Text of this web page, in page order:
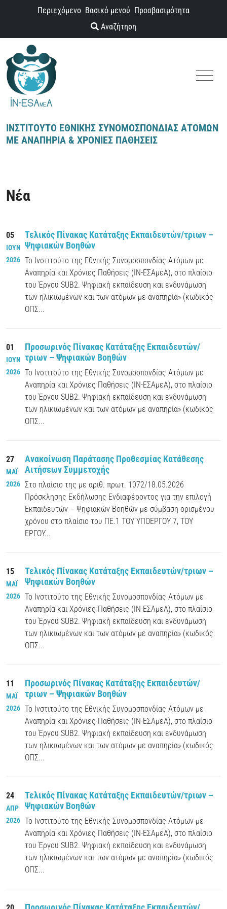
Παράκαμψη προς το περιεχόμενο
Περιεχόμενο Βασικό μενού Προσβασιμότητα
Αναζήτηση
ΙΝΣΤΙΤΟΥΤΟ ΕΘΝΙΚΗΣ ΣΥΝΟΜΟΣΠΟΝΔΙΑΣ ΑΤΟΜΩΝ
ΜΕ ΑΝΑΠΗΡΙΑ & ΧΡΟΝΙΕΣ ΠΑΘΗΣΕΙΣ
Νέα
05
ΙΟΥΝ
2026
Τελικός Πίνακας Κατάταξης Εκπαιδευτών/τριων –
Ψηφιακών Βοηθών
Το Ινστιτούτο της Εθνικής Συνομοσπονδίας Ατόμων με
Αναπηρία και Χρόνιες Παθήσεις (ΙΝ-ΕΣΑμεΑ), στο πλαίσιο
του Έργου SUB2. Ψηφιακή εκπαίδευση και ενδυνάμωση
των ηλικιωμένων και των ατόμων με αναπηρία» (κωδικός
ΟΠΣ...
01
ΙΟΥΝ
2026
Προσωρινός Πίνακας Κατάταξης Εκπαιδευτών/
τριων – Ψηφιακών Βοηθών
Το Ινστιτούτο της Εθνικής Συνομοσπονδίας Ατόμων με
Αναπηρία και Χρόνιες Παθήσεις (ΙΝ-ΕΣΑμεΑ), στο πλαίσιο
του Έργου SUB2. Ψηφιακή εκπαίδευση και ενδυνάμωση
των ηλικιωμένων και των ατόμων με αναπηρία» (κωδικός
ΟΠΣ...
27
ΜΑΪ
2026
Ανακοίνωση Παράτασης Προθεσμίας Κατάθεσης
Αιτήσεων Συμμετοχής
Στο πλαίσιο της με αριθ. πρωτ. 1072/18.05.2026
Πρόσκλησης Εκδήλωσης Ενδιαφέροντος για την επιλογή
Εκπαιδευτών – Ψηφιακών Βοηθών με σύμβαση ορισμένου
χρόνου στο πλαίσιο του ΠΕ.1 ΤΟΥ ΥΠΟΕΡΓΟΥ 7, ΤΟΥ
ΕΡΓΟΥ...
15
ΜΑΪ
2026
Τελικός Πίνακας Κατάταξης Εκπαιδευτών/τριων –
Ψηφιακών Βοηθών
Το Ινστιτούτο της Εθνικής Συνομοσπονδίας Ατόμων με
Αναπηρία και Χρόνιες Παθήσεις (ΙΝ-ΕΣΑμεΑ), στο πλαίσιο
του Έργου SUB2. Ψηφιακή εκπαίδευση και ενδυνάμωση
των ηλικιωμένων και των ατόμων με αναπηρία» (κωδικός
ΟΠΣ...
11
ΜΑΪ
2026
Προσωρινός Πίνακας Κατάταξης Εκπαιδευτών/
τριων – Ψηφιακών Βοηθών
Το Ινστιτούτο της Εθνικής Συνομοσπονδίας Ατόμων με
Αναπηρία και Χρόνιες Παθήσεις (ΙΝ-ΕΣΑμεΑ), στο πλαίσιο
του Έργου SUB2. Ψηφιακή εκπαίδευση και ενδυνάμωση
των ηλικιωμένων και των ατόμων με αναπηρία» (κωδικός
ΟΠΣ...
24
ΑΠΡ
2026
Τελικός Πίνακας Κατάταξης Εκπαιδευτών/τριων –
Ψηφιακών Βοηθών
Το Ινστιτούτο της Εθνικής Συνομοσπονδίας Ατόμων με
Αναπηρία και Χρόνιες Παθήσεις (ΙΝ-ΕΣΑμεΑ), στο πλαίσιο
του Έργου SUB2. Ψηφιακή εκπαίδευση και ενδυνάμωση
των ηλικιωμένων και των ατόμων με αναπηρία» (κωδικός
ΟΠΣ...